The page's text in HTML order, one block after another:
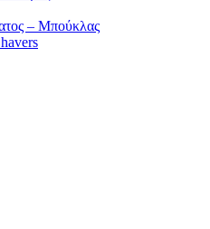
– Μπούκλας